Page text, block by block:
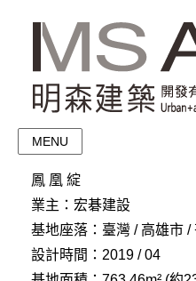
MENU
鳳 凰 綻
業主：宏碁建設
基地座落：臺灣 / 高雄市 /
設計時間：2019 / 04